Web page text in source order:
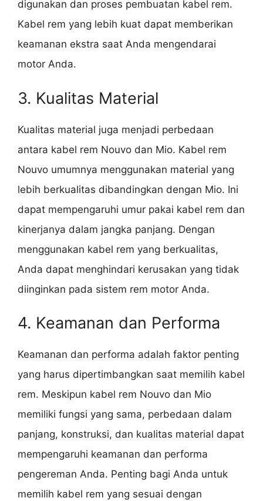
digunakan dan proses pembuatan kabel rem.
Kabel rem yang lebih kuat dapat memberikan
keamanan ekstra saat Anda mengendarai
motor Anda.
3. Kualitas Material
Kualitas material juga menjadi perbedaan
antara kabel rem Nouvo dan Mio. Kabel rem
Nouvo umumnya menggunakan material yang
lebih berkualitas dibandingkan dengan Mio. Ini
dapat mempengaruhi umur pakai kabel rem dan
kinerjanya dalam jangka panjang. Dengan
menggunakan kabel rem yang berkualitas,
Anda dapat menghindari kerusakan yang tidak
diinginkan pada sistem rem motor Anda.
4. Keamanan dan Performa
Keamanan dan performa adalah faktor penting
yang harus dipertimbangkan saat memilih kabel
rem. Meskipun kabel rem Nouvo dan Mio
memiliki fungsi yang sama, perbedaan dalam
panjang, konstruksi, dan kualitas material dapat
mempengaruhi keamanan dan performa
pengereman Anda. Penting bagi Anda untuk
memilih kabel rem yang sesuai dengan